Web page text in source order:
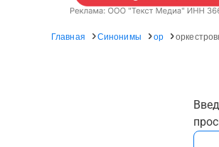
Главная Синонимы ор